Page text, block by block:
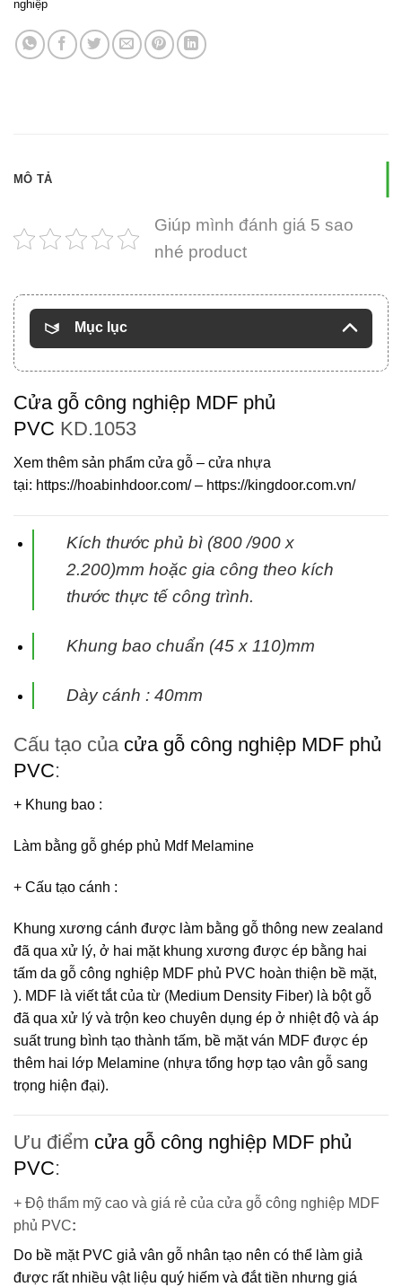
nghiệp
MÔ TẢ
Giúp mình đánh giá 5 sao
nhé product
Mục lục
Cửa gỗ công nghiệp MDF phủ
PVC KD.1053
Xem thêm sản phẩm cửa gỗ – cửa nhựa
tại: https://hoabinhdoor.com/– https://kingdoor.com.vn/
Kích thước phủ bì (800 /900 x
2.200)mm hoặc gia công theo kích
thước thực tế công trình.
Khung bao chuẩn (45 x 110)mm
Dày cánh : 40mm
Cấu tạo của cửa gỗ công nghiệp MDF phủ
PVC:
+ Khung bao :
Làm bằng gỗ ghép phủ Mdf Melamine
+ Cấu tạo cánh :
Khung xương cánh được làm bằng gỗ thông new zealand
đã qua xử lý, ở hai mặt khung xương được ép bằng hai
tấm da gỗ công nghiệp MDF phủ PVC hoàn thiện bề mặt,
). MDF là viết tắt của từ (Medium Density Fiber) là bột gỗ
đã qua xử lý và trộn keo chuyên dụng ép ở nhiệt độ và áp
suất trung bình tạo thành tấm, bề mặt ván MDF được ép
thêm hai lớp Melamine (nhựa tổng hợp tạo vân gỗ sang
trọng hiện đại).
Ưu điểm cửa gỗ công nghiệp MDF phủ
PVC:
+ Độ thẩm mỹ cao và giá rẻ của cửa gỗ công nghiệp MDF
phủ PVC:
Do bề mặt PVC giả vân gỗ nhân tạo nên có thể làm giả
được rất nhiều vật liệu quý hiếm và đắt tiền nhưng giá